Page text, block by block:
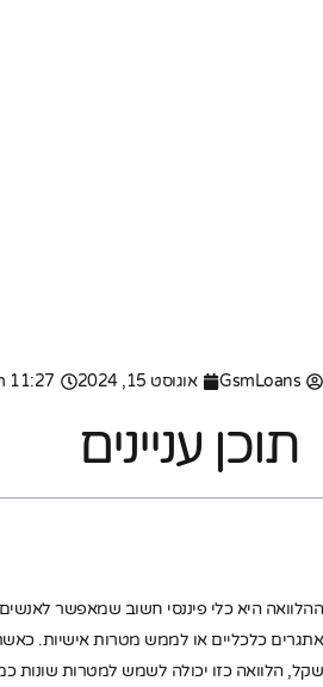
GsmLoans אוגוסט 15, 2024 11:27 am
תוכן עניינים
ההלוואה היא כלי פיננסי חשוב שמאפשר
שקל, הלוואה כזו יכולה לשמש למטרות שונות